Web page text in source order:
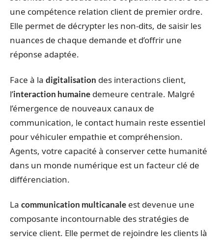
une compétence relation client de premier ordre.
Elle permet de décrypter les non-dits, de saisir les
nuances de chaque demande et d’offrir une
réponse adaptée.
Face à la digitalisation des interactions client,
l’interaction humaine demeure centrale. Malgré
l’émergence de nouveaux canaux de
communication, le contact humain reste essentiel
pour véhiculer empathie et compréhension.
Agents, votre capacité à conserver cette humanité
dans un monde numérique est un facteur clé de
différenciation.
La communication multicanale est devenue une
composante incontournable des stratégies de
service client. Elle permet de rejoindre les clients là